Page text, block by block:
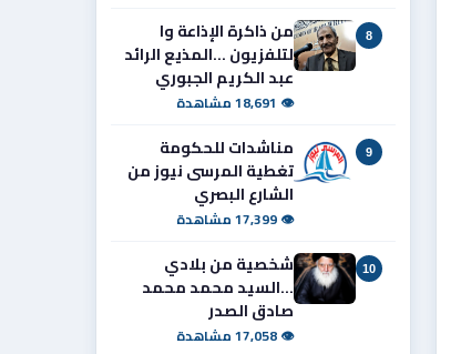
8
من ذاكرة الإذاعة وا
لتلفزيون ...المذيع الرائد
عبد الكريم الجبوري
👁 18,691 مشاهدة
9
مناشدات للحكومة
تغطية المرسى نيوز من
الشارع البصري
👁 17,399 مشاهدة
10
شخصية من بلادي
...السيد محمد محمد
صادق الصدر
👁 17,058 مشاهدة